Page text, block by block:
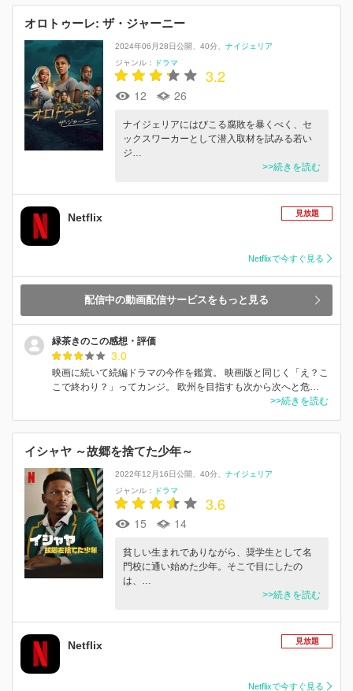
オロトゥーレ: ザ・ジャーニー
2024年06月28日公開 40分
ナイジェリア
ジャンル：
ドラマ
3.2
12 26
ナイジェリアにはびこる腐敗を暴くべく、セ
ックスワーカーとして潜入取材を試みる若い
ジ…
>>続きを読む
Netflix 見放題
Netflixで今すぐ見る
配信中の動画配信サービスをもっと見る
緑茶きのこの感想・評価
3.0
映画に続いて続編ドラマの今作を鑑賞。 映画版と同じく「え？こ
こで終わり？」ってカンジ。 欧州を目指すも次から次へと危…
>>続きを読む
イシャヤ ～故郷を捨てた少年～
2022年12月16日公開 40分
ナイジェリア
ジャンル：
ドラマ
3.6
15 14
貧しい生まれでありながら、奨学生として名
門校に通い始めた少年。そこで目にしたの
は、…
>>続きを読む
Netflix 見放題
Netflixで今すぐ見る